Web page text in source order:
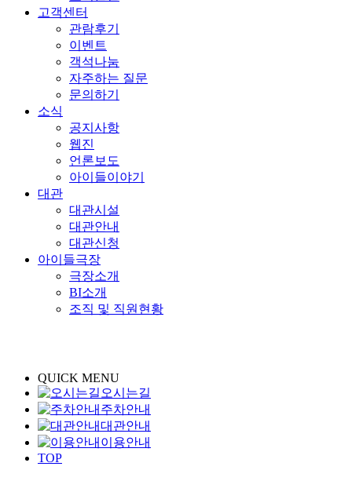
고객센터
관람후기
이벤트
객석나눔
자주하는 질문
문의하기
소식
공지사항
웹진
언론보도
아이들이야기
대관
대관시설
대관안내
대관신청
아이들극장
극장소개
BI소개
조직 및 직원현황
QUICK MENU
오시는길
주차안내
대관안내
이용안내
TOP